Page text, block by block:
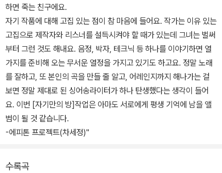
하면 죽는 친구에요.
자기 작품에 대해 고집 있는 점이 참 마음에 들어요. 작가는 이유 있는
고집으로 제작자와 리스너를 설득시켜야 할 때가 있는데 그녀는 벌써
부터 그런 것도 해내요. 음정, 박자, 테크닉 등 하나를 이야기하면 열
가지를 준비해 오는 무서운 열정을 가지고 있기도 하고요. 정말 노래
를 잘하고, 또 본인의 곡을 만들 줄 알고, 어레인지까지 해나가는 걸
보면 정말 제대로 된 싱어송라이터가 하나 탄생했다는 생각이 들어
요. 이번 [자기만의 방]작업은 아마도 서로에게 평생 기억에 남을 앨
범이 될 것 같습니다.
-에피톤 프로젝트(차세정)"
수록곡